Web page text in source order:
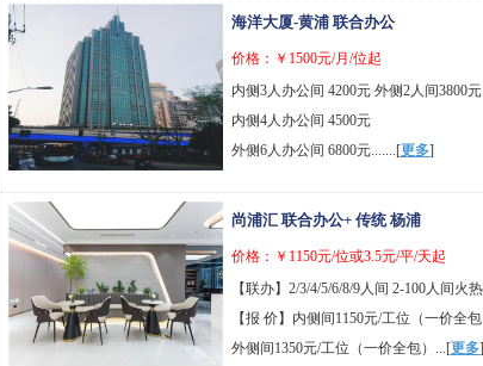
海洋大厦-黄浦 联合办公
价格：￥1500元/月/位起
内侧3人办公间 4200元 外侧2人间3800元
内侧4人办公间 4500元
外侧6人办公间 6800元.......[更多]
尚浦汇 联合办公+ 传统 杨浦
价格：￥1150元/位或3.5元/平/天起
【联办】2/3/4/5/6/8/9人间 2-100人间火
【报 价】内侧间1150元/工位（一价全包
外侧间1350元/工位（一价全包）...[更多]